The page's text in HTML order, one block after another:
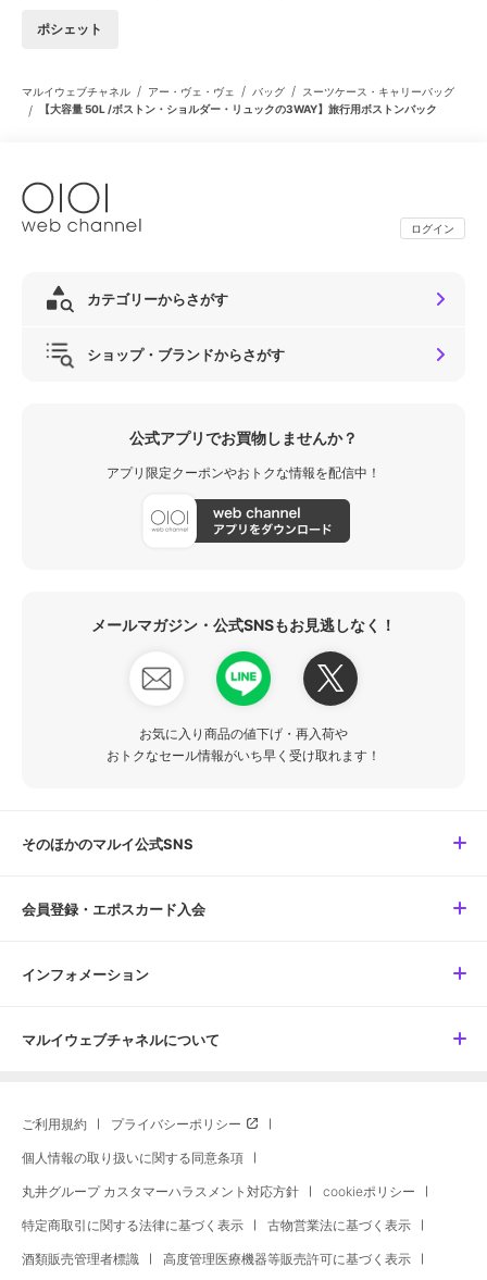
ポシェット
マルイウェブチャネル / アー・ヴェ・ヴェ / バッグ / スーツケース・キャリーバッグ
/ 【大容量 50L /ボストン・ショルダー・リュックの3WAY】旅行用ボストンバック
ログイン
カテゴリーからさがす
ショップ・ブランドからさがす
公式アプリでお買物しませんか？
アプリ限定クーポンやおトクな情報を配信中！
メールマガジン・公式SNSもお見逃しなく！
お気に入り商品の値下げ・再入荷や
おトクなセール情報がいち早く受け取れます！
そのほかのマルイ公式SNS
会員登録・エポスカード入会
インフォメーション
マルイウェブチャネルについて
ご利用規約 プライバシーポリシー
個人情報の取り扱いに関する同意条項
丸井グループ カスタマーハラスメント対応方針 cookieポリシー
特定商取引に関する法律に基づく表示 古物営業法に基づく表示
酒類販売管理者標識 高度管理医療機器等販売許可に基づく表示